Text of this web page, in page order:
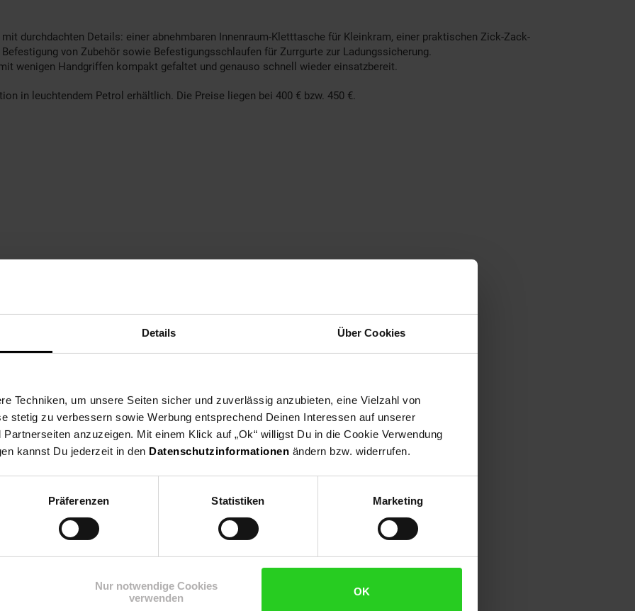
Details Über Cookies
Techniken, um unsere Seiten sicher und zuverlässig anzubieten, eine Vielzahl von
stetig zu verbessern sowie Werbung entsprechend Deinen Interessen auf unserer
anzuzeigen. Mit einem Klick auf „Ok“ willigst Du in die Cookie Verwendung
kannst Du jederzeit in den Datenschutzinformationen ändern bzw. widerrufen.
Präferenzen Statistiken Marketing
Nur notwendige Cookies
verwenden
OK
durchdachten Details: einer abnehmbaren Innenraum-Kletttasche für Kleinkram, einer praktischen Zick-Zack-
von Zubehör sowie Befestigungsschlaufen für Zurrgurte zur Ladungssicherung.
wenigen Handgriffen kompakt gefaltet und genauso schnell wieder einsatzbereit.
in leuchtendem Petrol erhältlich. Die Preise liegen bei 400 € bzw. 450 €.